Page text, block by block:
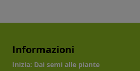
Informazioni
Inizia: Dai semi alle piante